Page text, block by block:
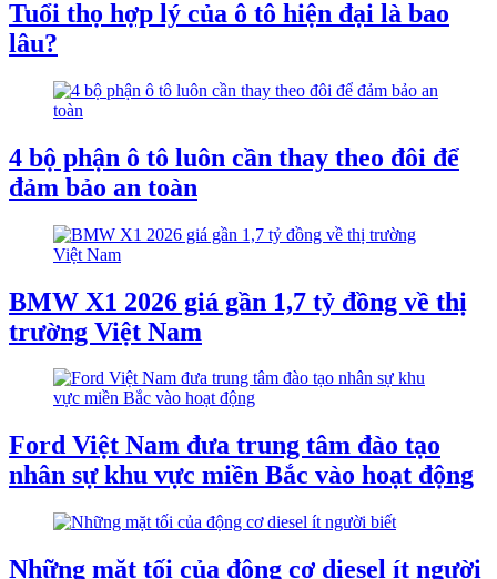
Tuổi thọ hợp lý của ô tô hiện đại là bao
lâu?
4 bộ phận ô tô luôn cần thay theo đôi để
đảm bảo an toàn
BMW X1 2026 giá gần 1,7 tỷ đồng về thị
trường Việt Nam
Ford Việt Nam đưa trung tâm đào tạo
nhân sự khu vực miền Bắc vào hoạt động
Những mặt tối của động cơ diesel ít người